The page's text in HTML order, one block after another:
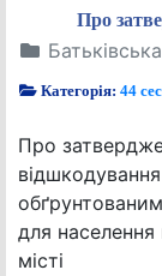
Про
Категорія:44
Про
для
місті